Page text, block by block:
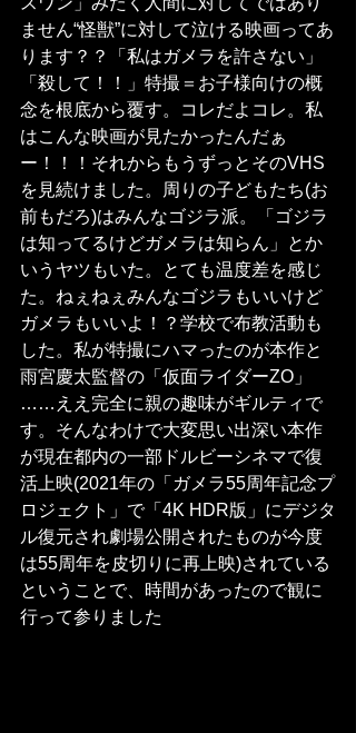
ません“怪獣”に対して泣ける映画ってあ
ります？？「私はガメラを許さない」
「殺して！！」特撮＝お子様向けの概
念を根底から覆す。コレだよコレ。私
はこんな映画が見たかったんだぁ
ー！！！それからもうずっとそのVHS
を見続けました。周りの子どもたち(お
前もだろ)はみんなゴジラ派。「ゴジラ
は知ってるけどガメラは知らん」とか
いうヤツもいた。とても温度差を感じ
た。ねぇねぇみんなゴジラもいいけど
ガメラもいいよ！？学校で布教活動も
した。私が特撮にハマったのが本作と
雨宮慶太監督の「仮面ライダーZO」
……ええ完全に親の趣味がギルティで
す。そんなわけで大変思い出深い本作
が現在都内の一部ドルビーシネマで復
活上映(2021年の「ガメラ55周年記念プ
ロジェクト」で「4K HDR版」にデジタ
ル復元され劇場公開されたものが今度
は55周年を皮切りに再上映)されている
ということで、時間があったので観に
行って参りました